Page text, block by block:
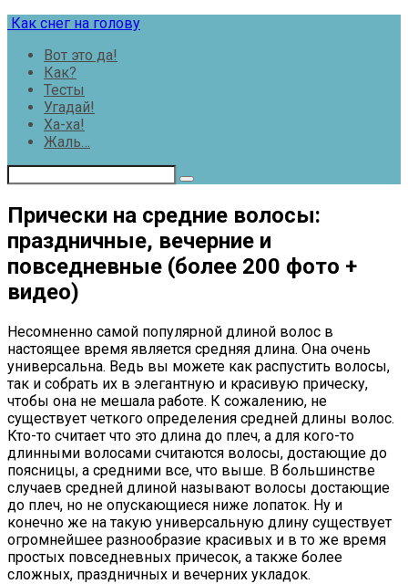
Перейти
контенту
Как снег на голову
Вот это да!
Как?
Тесты
Угадай!
Ха-ха!
Жаль…
Прически на средние волосы:
праздничные, вечерние и
повседневные (более 200 фото +
видео)
Несомненно самой популярной длиной волос в
настоящее время является средняя длина. Она очень
универсальна. Ведь вы можете как распустить волосы,
так и собрать их в элегантную и красивую прическу,
чтобы она не мешала работе. К сожалению, не
существует четкого определения средней длины волос.
Кто-то считает что это длина до плеч, а для кого-то
длинными волосами считаются волосы, достающие до
поясницы, а средними все, что выше. В большинстве
случаев средней длиной называют волосы достающие
до плеч, но не опускающиеся ниже лопаток. Ну и
конечно же на такую универсальную длину существует
огромнейшее разнообразие красивых и в то же время
простых повседневных причесок, а также более
сложных, праздничных и вечерних укладок.